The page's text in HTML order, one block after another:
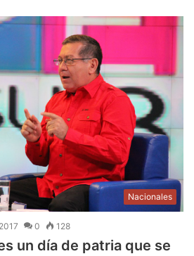
Nacionales
0 128
un día de patria que se